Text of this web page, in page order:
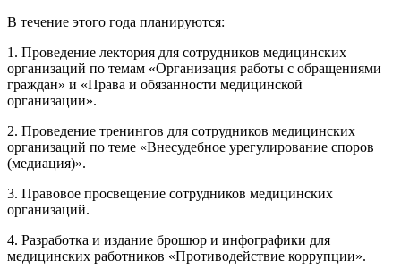
В течение этого года планируются:
1. Проведение лектория для сотрудников медицинских
организаций по темам «Организация работы с обращениями
граждан» и «Права и обязанности медицинской
организации».
2. Проведение тренингов для сотрудников медицинских
организаций по теме «Внесудебное урегулирование споров
(медиация)».
3. Правовое просвещение сотрудников медицинских
организаций.
4. Разработка и издание брошюр и инфографики для
медицинских работников «Противодействие коррупции».